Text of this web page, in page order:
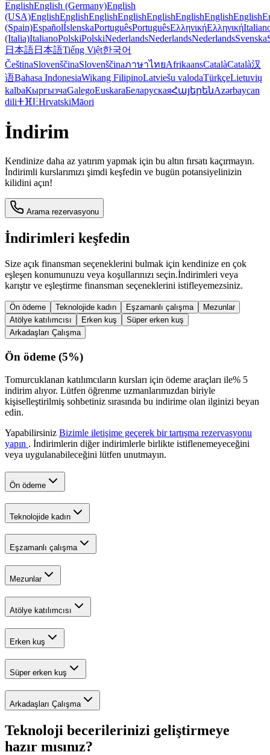
EnglishEnglish (Germany)English
(USA)EnglishEnglishEnglishEnglishEnglishEnglishEnglishEnglish
(Spain)EspañolÍslenskaPortuguêsPortuguêsΕλληνικήΕλληνική
(Italia)ItalianoPolskiPolskiNederlandsNederlandsNederlandsSvenska
日本語日本語Tiếng Việt한국어
ČeštinaSlovenščinaSlovenščinaภาษาไทยAfrikaansCatalàCatalà汉
语Bahasa IndonesiaWikang FilipinoLatviešu valodaTürkçeLietuvių
kalbaКыргызчаGalegoEuskaraБеларускаяՀայերենAzərbaycan
diliⵜⴼⵏⵗHrvatskiMāori
İndirim
Kendinize daha az yatırım yapmak için bu altın fırsatı kaçırmayın.
İndirimli kurslarımızı şimdi keşfedin ve bugün potansiyelinizin
kilidini açın!
Arama rezervasyonu
İndirimleri keşfedin
Size açık finansman seçeneklerini bulmak için kendinize en çok
eşleşen konumunuzu veya koşullarınızı seçin.İndirimleri veya
karıştır ve eşleştirme finansman seçeneklerini istifleyemezsiniz.
Ön ödeme Teknolojide kadın Eşzamanlı çalışma
Mezunlar
Atölye katılımcısı
Erken kuş
Süper erken kuş
Arkadaşları Çalışma
Ön ödeme (5%)
Tomurcuklanan katılımcıların kursları için ödeme araçları ile% 5
indirim alıyor. Lütfen öğrenme uzmanlarımızdan biriyle
kişiselleştirilmiş sohbetiniz sırasında bu indirime olan ilginizi beyan
edin.
Yapabilirsiniz Bizimle iletişime geçerek bir tartışma rezervasyonu
yapın . İndirimlerin diğer indirimlerle birlikte istiflenemeyeceğini
veya uygulanabileceğini lütfen unutmayın.
Ön ödeme
Teknolojide kadın
Eşzamanlı çalışma
Mezunlar
Atölye katılımcısı
Erken kuş
Süper erken kuş
Arkadaşları Çalışma
Teknoloji becerilerinizi geliştirmeye
hazır mısınız?